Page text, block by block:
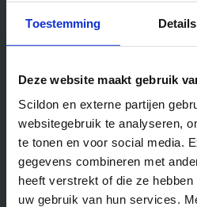
Toestemming Details
Deze website maakt gebruik
Scildon en externe partijen
websitegebruik te analyseren,
te tonen en voor social media.
gegevens combineren met
heeft verstrekt of die ze
uw gebruik van hun services.
Scildon Lifestyle ORV
Lifestyle Hypotheek ORV
Lifestyle Stoppen met
Scildon Huur ORV
Scildon
Beleggen